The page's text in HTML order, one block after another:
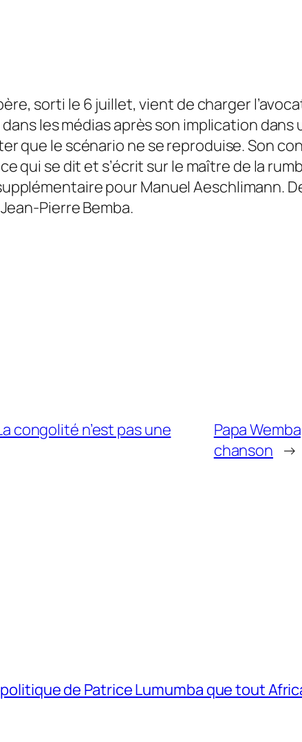
, sorti le 6 juillet, vient de charger
les médias après son implication
que le scénario ne se reproduise.Son
qui se dit et s’écrit sur le maître de la
pour Manuel Aeschlimann.
Pierre Bemba.
congolité n’est pas une
Papa
chanson →
de Patrice Lumumba que tout